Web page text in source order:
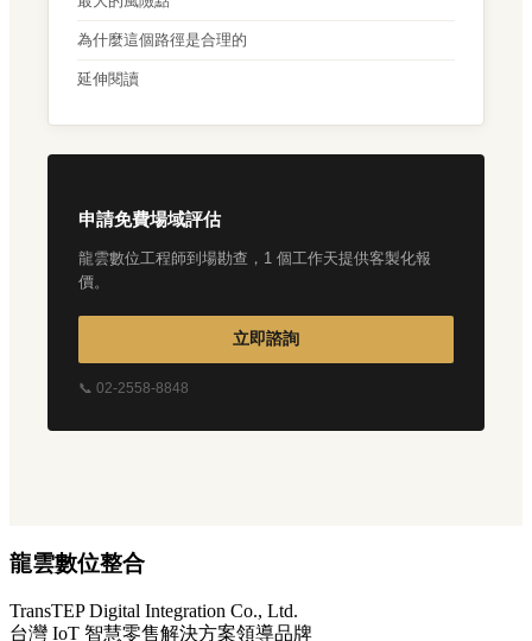
為什麼這個路徑是合理的
延伸閱讀
申請免費場域評估
龍雲數位工程師到場勘查，1 個工作天提供客製化報
價。
立即諮詢
📞 02-2558-8848
龍雲數位整合
TransTEP Digital Integration Co., Ltd.
台灣 IoT 智慧零售解決方案領導品牌